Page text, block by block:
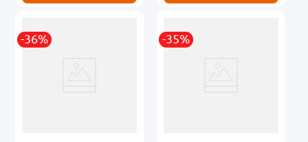
-36% -35%